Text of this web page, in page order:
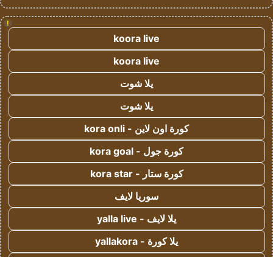
!
koora live
koora live
يلا شوت
يلا شوت
كورة اون لاين - kora onli
كورة جول - kora goal
كورة ستار - kora star
سوريا لايف
يلا لايف - yalla live
يلا كورة - yallakora